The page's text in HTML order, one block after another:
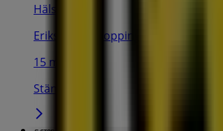
Hälsokraft
Erikslunds shoppingcenter, Västerås
15 m
Stängt